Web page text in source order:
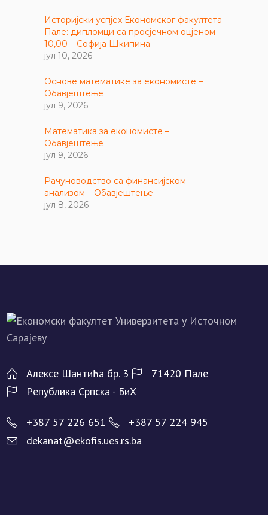
Историјски успјех Економског факултета
Пале: дипломци са просјечном оцјеном
10,00 – Софија Шкипина
јул 10, 2026
Основе математике за економисте –
Обавјештење
јул 9, 2026
Математика за економисте –
Обавјештење
јул 9, 2026
Рачуноводство са финансијском
анализом – Обавјештење
јул 8, 2026
Алeксe Шантића бр. 3
71420 Палe
Рeпублика Српска - БиХ
+387 57 226 651
+387 57 224 945
dekanat@ekofis.ues.rs.ba